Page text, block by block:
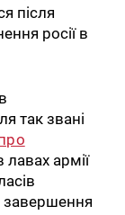
після
росії в
так звані
лавах армії
завершення